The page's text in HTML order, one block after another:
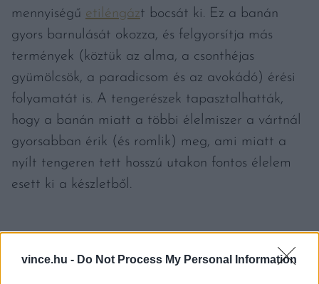
vince.hu - Do Not Process My Personal Information
mennyiségű etiléngázt bocsát ki. Ez a banán
gyors barnulását okozza, és felgyorsítja más
termények (köztük az alma, a csonthéjas
gyümölcsök, a paradicsom és az avokádó) érési
folyamatát is. A tengerészek tapasztalhatták,
hogy a banán miatt a többi élelmiszer a vártnál
gyorsabban érik (és romlik) meg, ami miatt a
nyílt tengeren tett hosszú utakon fontos élelem
esett ki a készletből.